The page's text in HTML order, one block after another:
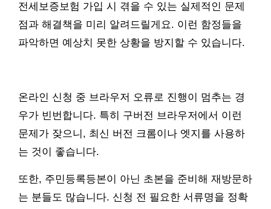
전세보증보험 가입 시 겪을 수 있는 실제적인 문제
점과 해결책을 미리 알려드릴게요. 이런 함정들을
파악하면 예상치 못한 상황을 방지할 수 있습니다.
온라인 신청 중 브라우저 오류로 진행이 멈추는 경
우가 빈번합니다. 특히 구버전 브라우저에서 이런
문제가 잦으니, 최신 버전 크롬이나 엣지를 사용하
는 것이 좋습니다.
또한, 주민등록등본이 아닌 초본을 준비해 재방문하
는 분들도 많습니다. 신청 전 필요한 서류명을 정확